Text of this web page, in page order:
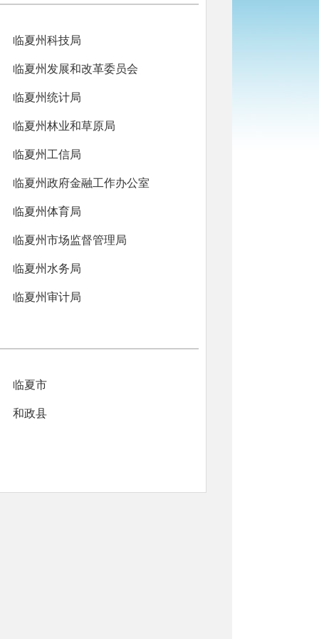
临夏州科技局
临夏州发展和改革委员会
临夏州统计局
临夏州林业和草原局
临夏州工信局
临夏州政府金融工作办公室
临夏州体育局
临夏州市场监督管理局
临夏州水务局
临夏州审计局
临夏市
和政县